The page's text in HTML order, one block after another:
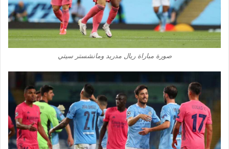
صورة مباراة ريال مدريد ومانشستر سيتي